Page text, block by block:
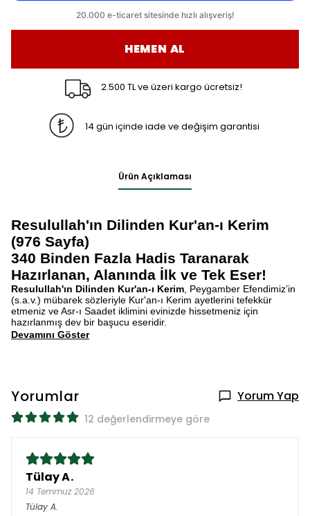
HEMEN AL
2.500 TL ve üzeri kargo ücretsiz!
14 gün içinde iade ve değişim garantisi
Ürün Açıklaması
Resulullah'ın Dilinden Kur'an-ı Kerim
(976 Sayfa)
340 Binden Fazla Hadis Taranarak
Hazırlanan, Alanında İlk ve Tek Eser!
Resulullah'ın Dilinden Kur'an-ı Kerim , Peygamber Efendimiz’in
(s.a.v.) mübarek sözleriyle Kur'an-ı Kerim ayetlerini tefekkür
etmeniz ve Asr-ı Saadet iklimini evinizde hissetmeniz için
hazırlanmış dev bir başucu eseridir.
Devamını Göster
Yorumlar Yorum Yap
12 değerlendirmeye göre
Tülay A.
14 Temmuz 2026
Tülay A.